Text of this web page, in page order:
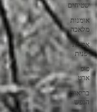
שטיחים
אומנות
מלאכה
אמנות
יפנית
פופ
ארט
בריאות
הנפש